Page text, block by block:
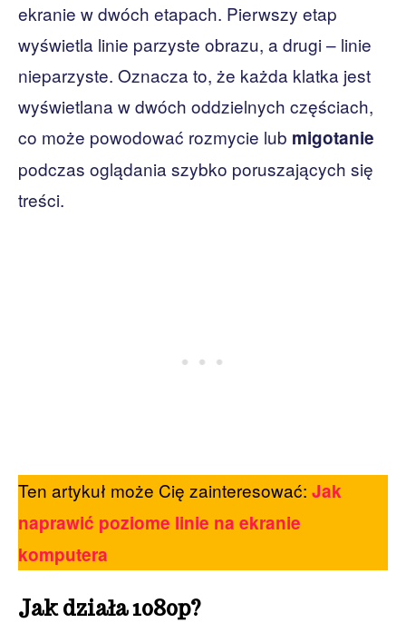
ekranie w dwóch etapach. Pierwszy etap
wyświetla linie parzyste obrazu, a drugi – linie
nieparzyste. Oznacza to, że każda klatka jest
wyświetlana w dwóch oddzielnych częściach,
co może powodować rozmycie lub migotanie
podczas oglądania szybko poruszających się
treści.
Ten artykuł może Cię zainteresować: Jak
naprawić poziome linie na ekranie
komputera
Jak działa 1080p?